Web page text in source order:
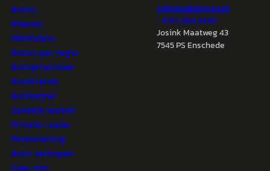
Auto's
Nieuws
Marktdata
Auto's per regio
Autoprijsindex
Autotrends
Autowijzer
Zakelijk leasen
Private Lease
Financiering
Auto verkopen
Over ons
info@autokopen.nl
+31 53 208 4490
Josink Maatweg 43
7545 PS Enschede